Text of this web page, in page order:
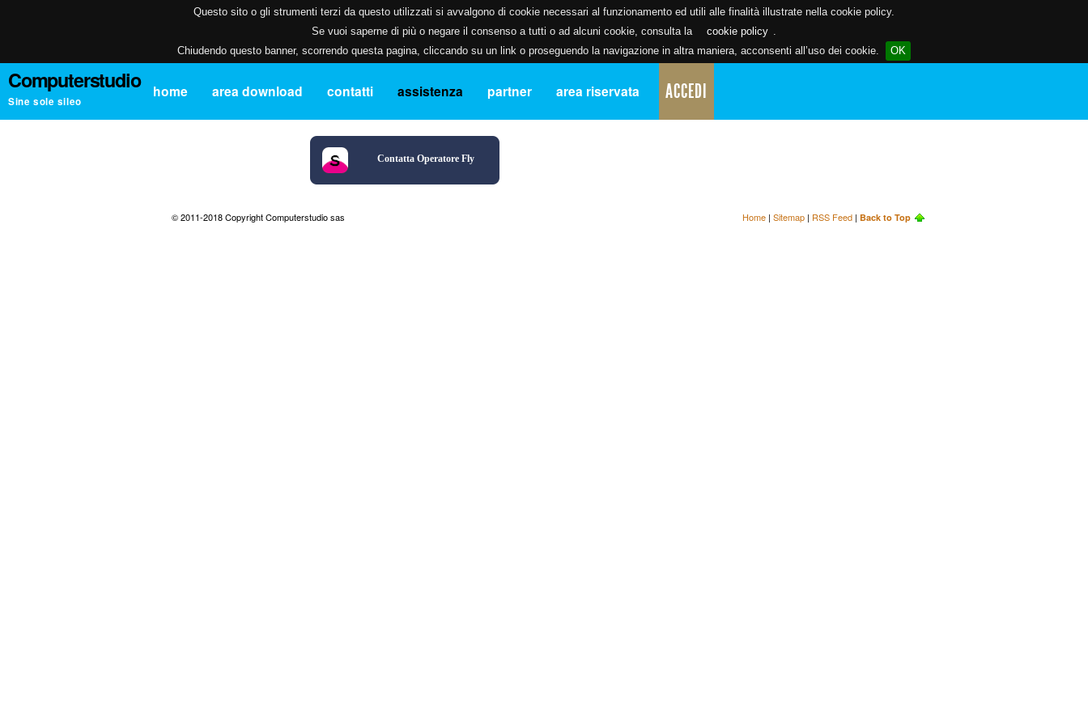
Questo sito o gli strumenti terzi da questo utilizzati si avvalgono di cookie necessari al funzionamento ed utili alle finalità illustrate nella cookie policy.
Se vuoi saperne di più o negare il consenso a tutti o ad alcuni cookie, consulta la
cookie policy .
Chiudendo questo banner, scorrendo questa pagina, cliccando su un link o proseguendo la navigazione in altra maniera, acconsenti all’uso dei cookie.
OK
Computerstudio
Sine sole sileo
home area download contatti assistenza partner area riservata ACCEDI
Contatta Operatore Fly
© 2011-2018 Copyright Computerstudio sas Home | Sitemap | RSS Feed | Back to Top